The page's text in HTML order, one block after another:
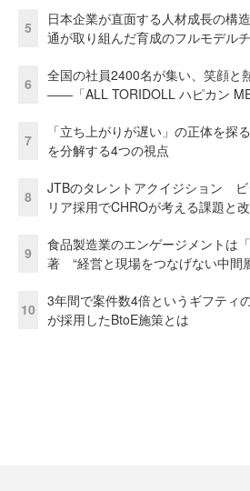
5
日本企業が直面する人材成長の
通が取り組んだ育成のフルモデル
6
全国の社員2400名が集い、笑顔と
――「ALL TORIDOLL ハピカン
7
「立ち上がりが遅い」の正体を
を分解する4つの視点
8
JTBのタレントアクイジション ビ
リア採用でCHROが考える課題と
9
食品製造業のエンゲージメントは
著 “経営と現場をつなげない中間
10
3年間で案件数4倍というギフテ
が採用したBtoE施策とは